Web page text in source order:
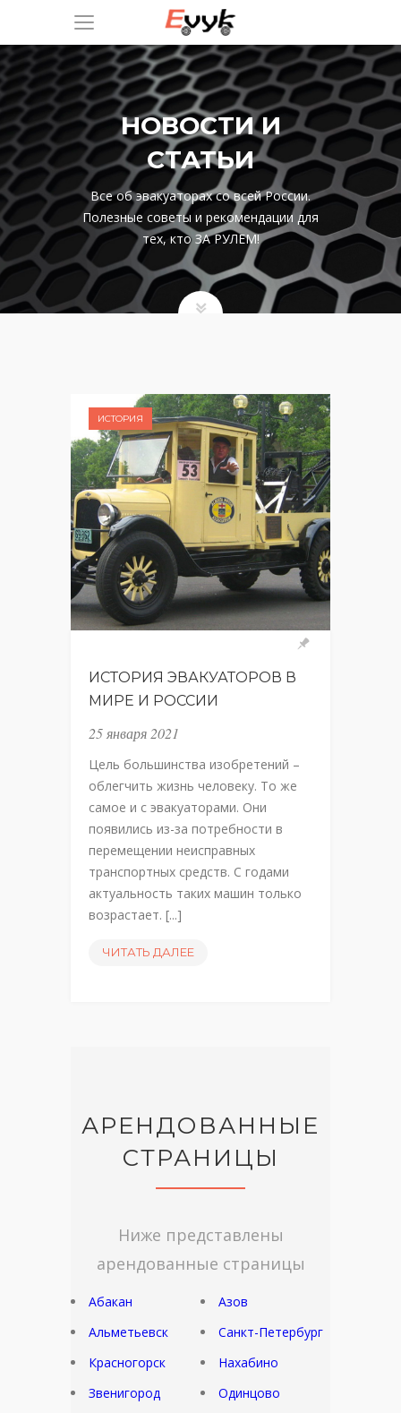
НОВОСТИ И
СТАТЬИ
Все об эвакуаторах со всей России.
Полезные советы и рекомендации для
тех, кто ЗА РУЛЕМ!
ИСТОРИЯ
ИСТОРИЯ ЭВАКУАТОРОВ В
МИРЕ И РОССИИ
25 января 2021
Цель большинства изобретений –
облегчить жизнь человеку. То же
самое и с эвакуаторами. Они
появились из-за потребности в
перемещении неисправных
транспортных средств. С годами
актуальность таких машин только
возрастает. [...]
ЧИТАТЬ ДАЛЕЕ
АРЕНДОВАННЫЕ
СТРАНИЦЫ
Ниже представлены
арендованные страницы
Абакан
Альметьевск
Красногорск
Звенигород
Азов
Санкт-Петербург
Нахабино
Одинцово